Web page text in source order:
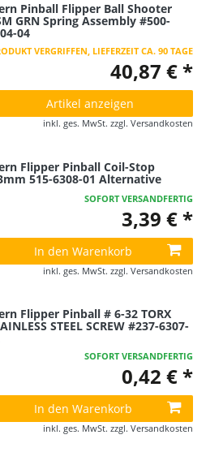
Pinball Flipper Ball Shooter
GRN Spring Assembly #500-
04
VERGRIFFEN, LIEFERZEIT CA. 90 TAGE
40,87 € *
Artikel anzeigen
inkl. ges. MwSt. zzgl. Versandkosten
Flipper Pinball Coil-Stop
515-6308-01 Alternative
SOFORT VERSANDFERTIG
3,39 € *
In den Warenkorb
inkl. ges. MwSt. zzgl. Versandkosten
Flipper Pinball # 6-32 TORX
STEEL SCREW #237-6307-
SOFORT VERSANDFERTIG
0,42 € *
In den Warenkorb
inkl. ges. MwSt. zzgl. Versandkosten